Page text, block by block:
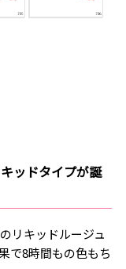
ッドタイプが誕
リキッドルージュ
で8時間もの色もち